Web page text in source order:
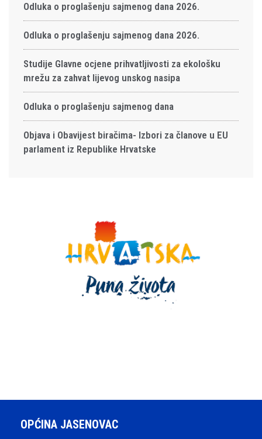
Odluka o proglašenju sajmenog dana 2026.
Odluka o proglašenju sajmenog dana 2026.
Studije Glavne ocjene prihvatljivosti za ekološku
mrežu za zahvat lijevog unskog nasipa
Odluka o proglašenju sajmenog dana
Objava i Obavijest biračima- Izbori za članove u EU
parlament iz Republike Hrvatske
OPĆINA JASENOVAC